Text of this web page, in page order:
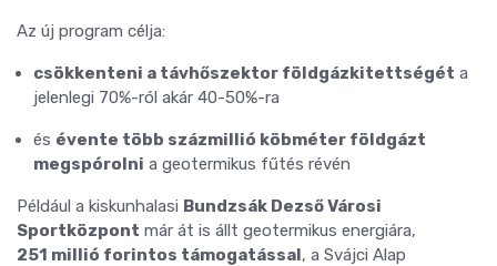
Az új program célja:
csökkenteni a távhőszektor földgázkitettségét a
jelenlegi 70%-ról akár 40-50%-ra
és évente több százmillió köbméter földgázt
megspórolni a geotermikus fűtés révén
️Például a kiskunhalasi Bundzsák Dezső Városi
Sportközpont már át is állt geotermikus energiára,
251 millió forintos támogatással, a Svájci Alap